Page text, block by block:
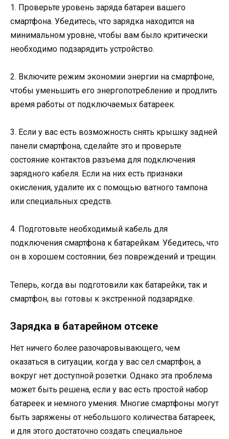
1. Проверьте уровень заряда батареи вашего
смартфона. Убедитесь, что зарядка находится на
минимальном уровне, чтобы вам было критически
необходимо подзарядить устройство.
2. Включите режим экономии энергии на смартфоне,
чтобы уменьшить его энергопотребление и продлить
время работы от подключаемых батареек.
3. Если у вас есть возможность снять крышку задней
панели смартфона, сделайте это и проверьте
состояние контактов разъема для подключения
зарядного кабеля. Если на них есть признаки
окисления, удалите их с помощью ватного тампона
или специальных средств.
4. Подготовьте необходимый кабель для
подключения смартфона к батарейкам. Убедитесь, что
он в хорошем состоянии, без повреждений и трещин.
Теперь, когда вы подготовили как батарейки, так и
смартфон, вы готовы к экстренной подзарядке.
Зарядка в батарейном отсеке
Нет ничего более разочаровывающего, чем
оказаться в ситуации, когда у вас сел смартфон, а
вокруг нет доступной розетки. Однако эта проблема
может быть решена, если у вас есть простой набор
батареек и немного умения. Многие смартфоны могут
быть заряжены от небольшого количества батареек,
и для этого достаточно создать специальное